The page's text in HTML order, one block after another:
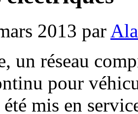
2013 par
un réseau
pour
mis en